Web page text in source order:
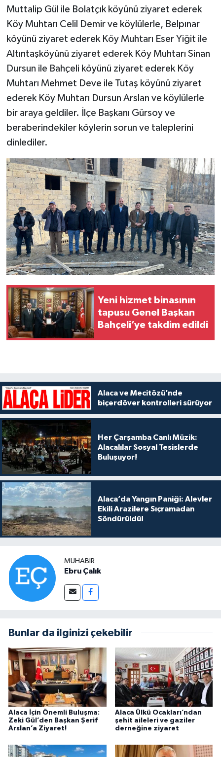
Muttalip Gül ile Bolatçık köyünü ziyaret ederek
Köy Muhtarı Celil Demir ve köylülerle, Belpınar
köyünü ziyaret ederek Köy Muhtarı Eser Yiğit ile
Altıntaşköyünü ziyaret ederek Köy Muhtarı Sinan
Dursun ile Bahçeli köyünü ziyaret ederek Köy
Muhtarı Mehmet Deve ile Tutaş köyünü ziyaret
ederek Köy Muhtarı Dursun Arslan ve köylülerle
bir araya geldiler. İlçe Başkanı Gürsoy ve
beraberindekiler köylerin sorun ve taleplerini
dinlediler.
Yeni hizmet binasının
tapusu Genel Başkan
Bahçeli’ye takdim edildi
Alaca ve Mecitözü’nde
biçerdöver kontrolleri sürüyor
Her Çarşamba Canlı Müzik:
Alacalılar Sosyal Tesislerde
Buluşuyor!
Alaca’da Yangın Paniği: Alevler
Ekili Arazilere Sıçramadan
Söndürüldü!
MUHABIR
Ebru Çalık
Bunlar da ilginizi çekebilir
Alaca İçin Önemli Buluşma:
Zeki Gül’den Başkan Şerif
Arslan’a Ziyaret!
Alaca Ülkü Ocakları’ndan
şehit aileleri ve gaziler
derneğine ziyaret